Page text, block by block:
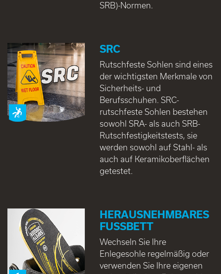
SRB)-Normen.
SRC
Rutschfeste Sohlen sind eines
der wichtigsten Merkmale von
Sicherheits- und
Berufsschuhen. SRC-
rutschfeste Sohlen bestehen
sowohl SRA- als auch SRB-
Rutschfestigkeitstests, sie
werden sowohl auf Stahl- als
auch auf Keramikoberflächen
getestet.
HERAUSNEHMBARES
FUSSBETT
Wechseln Sie Ihre
Enlegesohle regelmäßig oder
verwenden Sie Ihre eigenen